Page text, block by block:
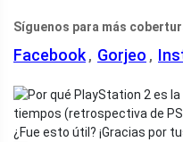
Síguenos para más
Facebook , Gorjeo ,
¿Fue esto útil? ¡Gracias por